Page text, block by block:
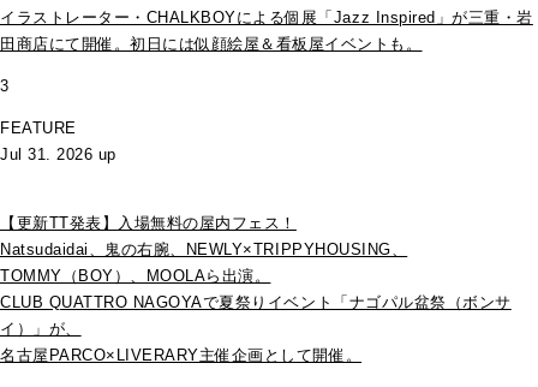
イラストレーター・CHALKBOYによる個展「Jazz Inspired」が三重・岩
田商店にて開催。初日には似顔絵屋＆看板屋イベントも。
3
FEATURE
Jul 31. 2026 up
【更新TT発表】入場無料の屋内フェス！
Natsudaidai、鬼の右腕、NEWLY×TRIPPYHOUSING、
TOMMY（BOY）、MOOLAら出演。
CLUB QUATTRO NAGOYAで夏祭りイベント「ナゴパル盆祭（ボンサ
イ）」が、
名古屋PARCO×LIVERARY主催企画として開催。